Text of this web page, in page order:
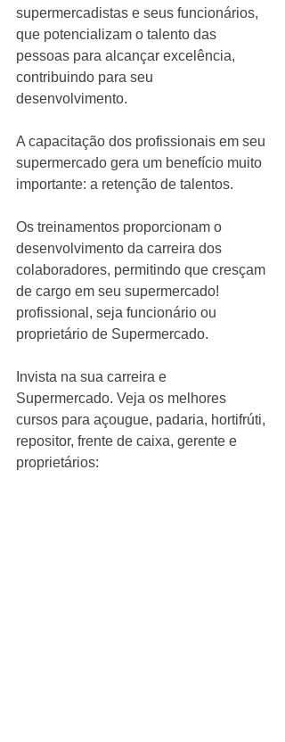
supermercadistas e seus funcionários,
que potencializam o talento das
pessoas para alcançar excelência,
contribuindo para seu
desenvolvimento.
A capacitação dos profissionais em seu
supermercado gera um benefício muito
importante: a retenção de talentos.
Os treinamentos proporcionam o
desenvolvimento da carreira dos
colaboradores, permitindo que cresçam
de cargo em seu supermercado!
profissional, seja funcionário ou
proprietário de Supermercado.
Invista na sua carreira e
Supermercado. Veja os melhores
cursos para açougue, padaria, hortifrúti,
repositor, frente de caixa, gerente e
proprietários: